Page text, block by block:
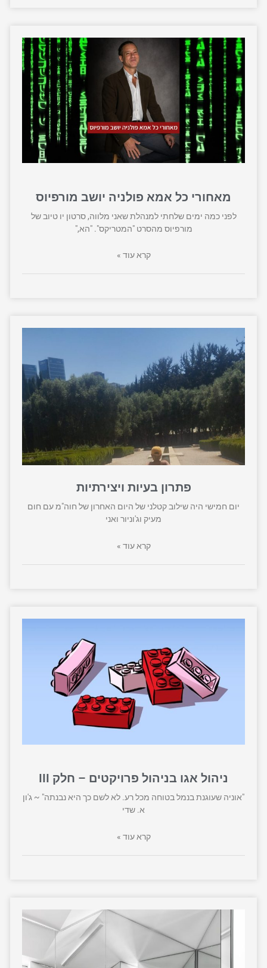
מאחורי כל אמא פולניה יושב מורפיוס
לפני כמה ימים שלחתי למנהלת שאני מלווה, סרטון יו טיוב של
מורפיוס מהסרט "המטריקס". "הא,"
קרא עוד »
פתרון בעיות ויצירתיות
יום חמישי היה שילוב קטלני של היום האחרון של חוה"מ עם חום
מעיק וג'וניור ואני
קרא עוד »
ניהול אגו בניהול פרויקטים – חלק III
"אוניה שעוגנת בנמל בטוחה מכל רע. לא לשם כך היא נבנתה" ~ ג'ון
א. שדי
קרא עוד »